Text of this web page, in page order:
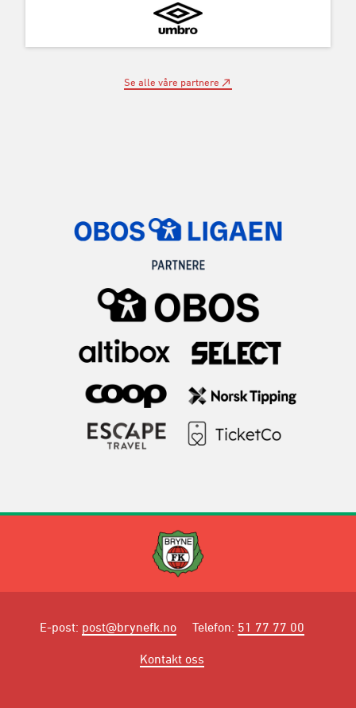
Se alle våre partnere
E-post: post@brynefk.no Telefon: 51 77 77 00
Kontakt oss